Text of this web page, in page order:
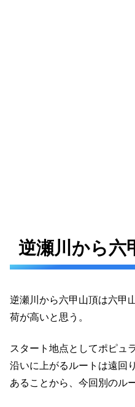
逆瀬川から六
逆瀬川から六甲山頂は六甲
荷が高いと思う。
スタート地点としてポピュ
沿いに上がるルートは遠回
あることから、今回別のル